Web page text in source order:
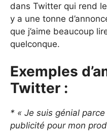
dans Twitter qui rend
y a une tonne
que j’aime beaucoup
quelconque.
Exemples
Twitter :
* « Je suis génial parce
publicité pour mon